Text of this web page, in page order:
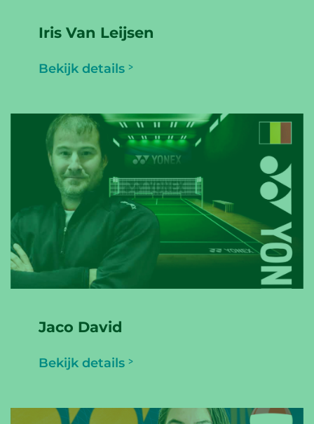
Iris Van Leijsen
Bekijk details
Jaco David
Bekijk details